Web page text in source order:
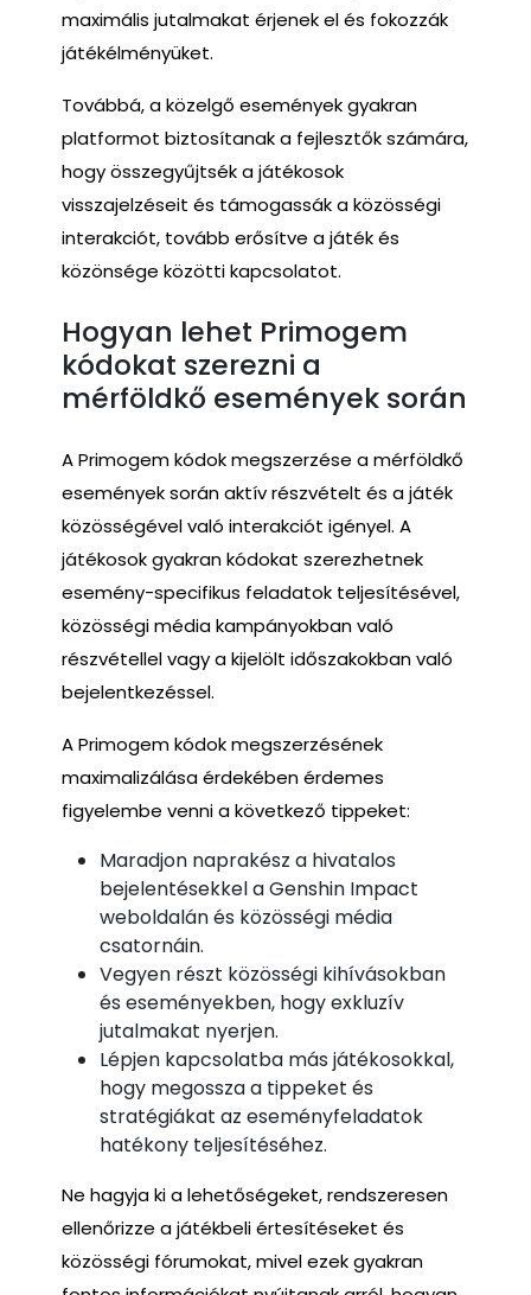
maximális jutalmakat érjenek el és fokozzák
játékélményüket.
Továbbá, a közelgő események gyakran
platformot biztosítanak a fejlesztők számára,
hogy összegyűjtsék a játékosok
visszajelzéseit és támogassák a közösségi
interakciót, tovább erősítve a játék és
közönsége közötti kapcsolatot.
Hogyan lehet Primogem
kódokat szerezni a
mérföldkő események során
A Primogem kódok megszerzése a mérföldkő
események során aktív részvételt és a játék
közösségével való interakciót igényel. A
játékosok gyakran kódokat szerezhetnek
esemény-specifikus feladatok teljesítésével,
közösségi média kampányokban való
részvétellel vagy a kijelölt időszakokban való
bejelentkezéssel.
A Primogem kódok megszerzésének
maximalizálása érdekében érdemes
figyelembe venni a következő tippeket:
Maradjon naprakész a hivatalos
bejelentésekkel a Genshin Impact
weboldalán és közösségi média
csatornáin.
Vegyen részt közösségi kihívásokban
és eseményekben, hogy exkluzív
jutalmakat nyerjen.
Lépjen kapcsolatba más játékosokkal,
hogy megossza a tippeket és
stratégiákat az eseményfeladatok
hatékony teljesítéséhez.
Ne hagyja ki a lehetőségeket, rendszeresen
ellenőrizze a játékbeli értesítéseket és
közösségi fórumokat, mivel ezek gyakran